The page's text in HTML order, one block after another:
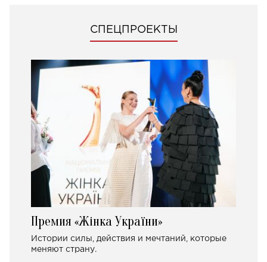
СПЕЦПРОЕКТЫ
Премия «Жінка України»
Истории силы, действия и мечтаний, которые
меняют страну.